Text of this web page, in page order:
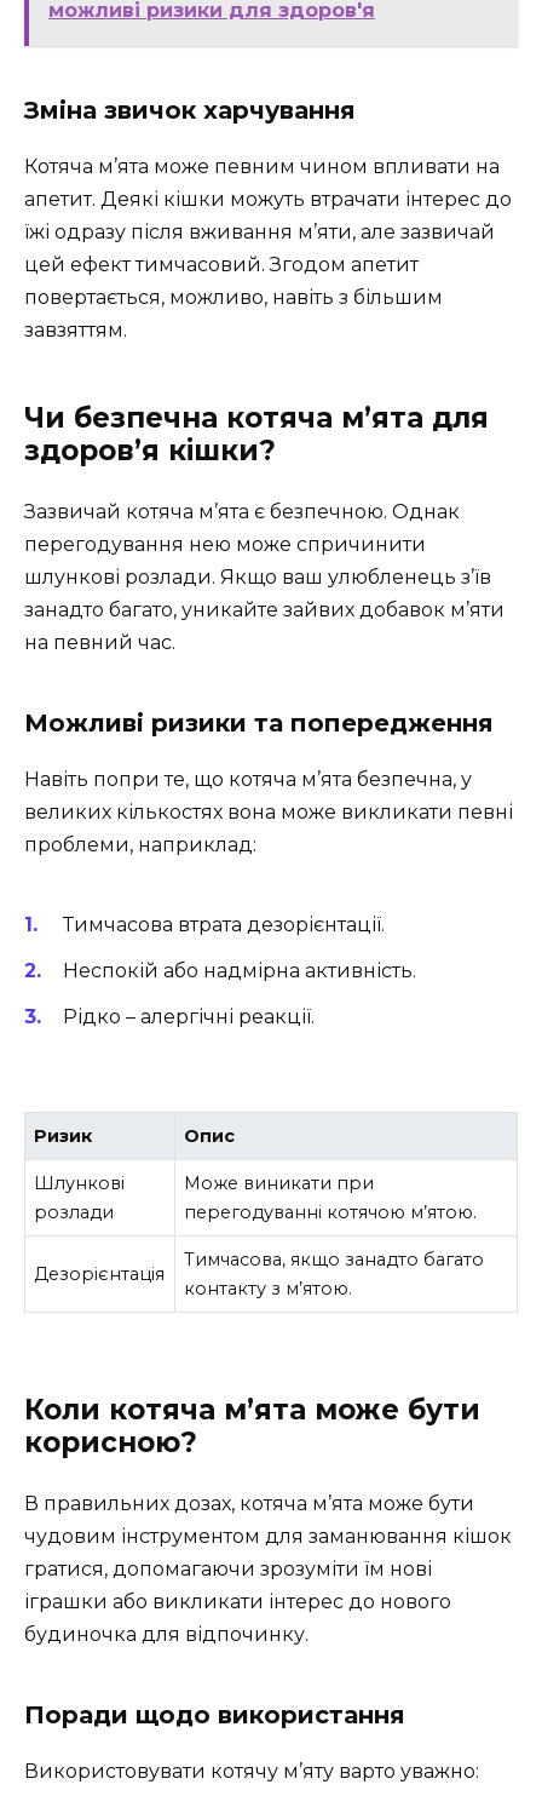
можливі ризики для здоров'я
Зміна звичок харчування
Котяча м’ята може певним чином впливати на
апетит. Деякі кішки можуть втрачати інтерес до
їжі одразу після вживання м’яти, але зазвичай
цей ефект тимчасовий. Згодом апетит
повертається, можливо, навіть з більшим
завзяттям.
Чи безпечна котяча м’ята для
здоров’я кішки?
Зазвичай котяча м’ята є безпечною. Однак
перегодування нею може спричинити
шлункові розлади. Якщо ваш улюбленець з’їв
занадто багато, уникайте зайвих добавок м’яти
на певний час.
Можливі ризики та попередження
Навіть попри те, що котяча м’ята безпечна, у
великих кількостях вона може викликати певні
проблеми, наприклад:
Тимчасова втрата дезорієнтації.
Неспокій або надмірна активність.
Рідко – алергічні реакції.
Ризик Опис
Шлункові
розлади
Може виникати при
перегодуванні котячою м’ятою.
Дезорієнтація
Тимчасова, якщо занадто багато
контакту з м’ятою.
Коли котяча м’ята може бути
корисною?
В правильних дозах, котяча м’ята може бути
чудовим інструментом для заманювання кішок
гратися, допомагаючи зрозуміти їм нові
іграшки або викликати інтерес до нового
будиночка для відпочинку.
Поради щодо використання
Використовувати котячу м’яту варто уважно: